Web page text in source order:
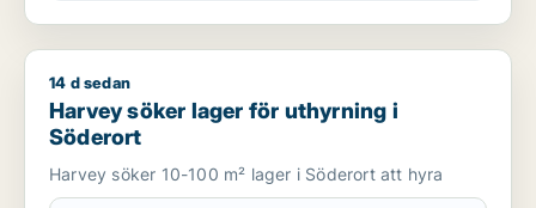
Harvey söker lager för uthyrning i Söderort
14 d sedan
Harvey söker lager för uthyrning i
Söderort
Harvey söker 10-100 m² lager i Söderort att hyra